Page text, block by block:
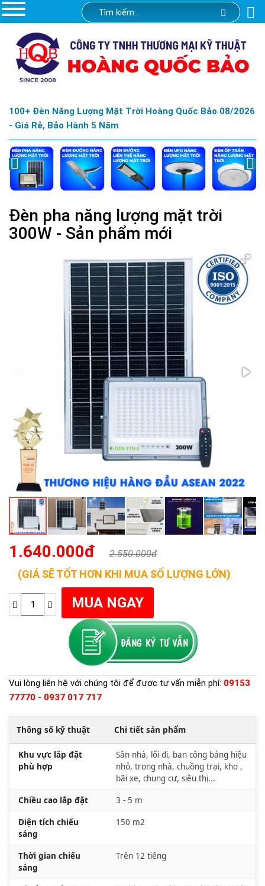
100+ Đèn Năng Lượng Mặt Trời Hoàng Quốc Bảo 08/2026
- Giá Rẻ, Bảo Hành 5 Năm
Đèn pha năng lượng mặt trời
300W - Sản phẩm mới
1.640.000đ 2.550.000đ
(GIÁ SẼ TỐT HƠN KHI MUA SỐ LƯỢNG LỚN)
Vui lòng liên hệ với chúng tôi để được tư vấn miễn phí: 09153
77770 - 0937 017 717
Thông số kỹ thuật Chi tiết sản phẩm
Khu vực lắp đặt
phù hợp
Sân nhà, lối đi, ban công bảng hiệu
nhỏ, trong nhà, chuồng trại, kho ,
bãi xe, chung cư, siêu thị...
Chiều cao lắp đặt 3 - 5 m
Diện tích chiếu
sáng
150 m2
Thời gian chiếu
sáng
Trên 12 tiếng